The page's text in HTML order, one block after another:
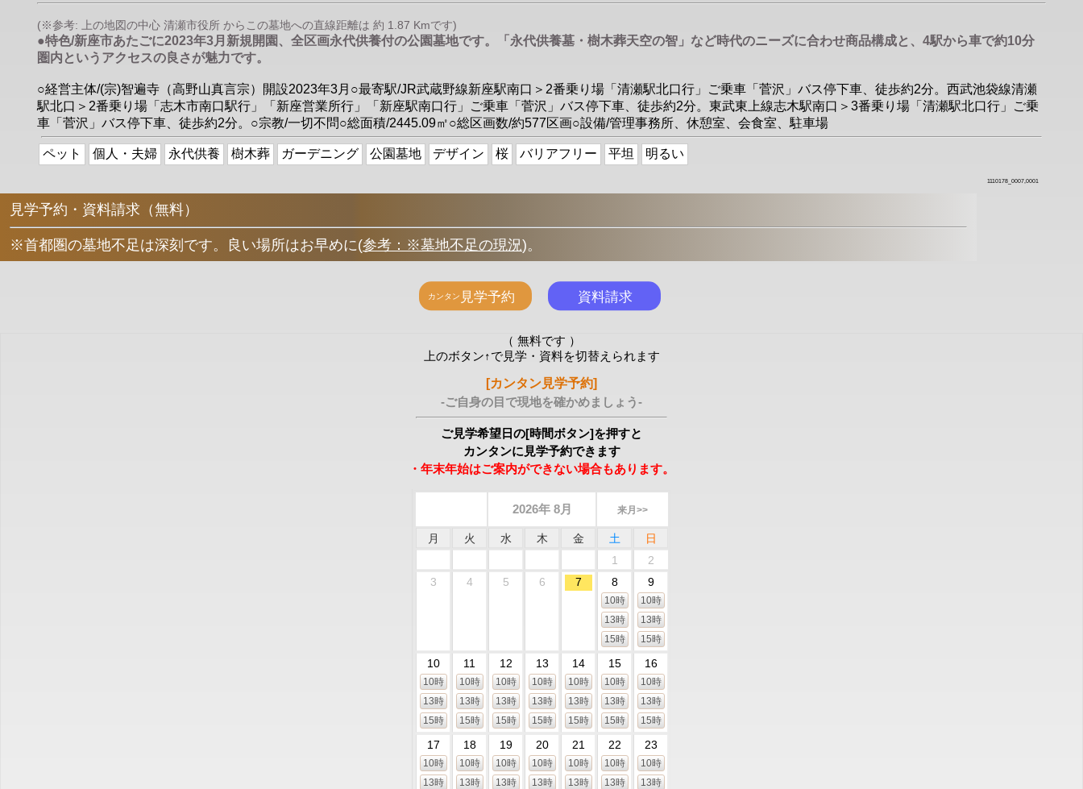
(※参考: 上の地図の中心 清瀬市役所 からこの墓地への直線距離は 約 1.87 Kmです)
●特色/新座市あたごに2023年3月新規開園、全区画永代供養付の公園墓地です。「永代供養墓・樹木葬天空の智」など時代のニーズに合わせ商品構成と、4駅から車で約10分
圏内というアクセスの良さが魅力です。
○経営主体/(宗)智遍寺（高野山真言宗）開設2023年3月○最寄駅/JR武蔵野線新座駅南口＞2番乗り場「清瀬駅北口行」ご乗車「菅沢」バス停下車、徒歩約2分。西武池袋線清瀬
駅北口＞2番乗り場「志木市南口駅行」「新座営業所行」「新座駅南口行」ご乗車「菅沢」バス停下車、徒歩約2分。東武東上線志木駅南口＞3番乗り場「清瀬駅北口行」ご乗
車「菅沢」バス停下車、徒歩約2分。○宗教/一切不問○総面積/2445.09㎡○総区画数/約577区画○設備/管理事務所、休憩室、会食室、駐車場
ペット 個人・夫婦 永代供養 樹木葬 ガーデニング 公園墓地 デザイン 桜 バリアフリー 平坦 明るい
1110178_0007,0001
見学予約・資料請求（無料）
※首都圏の墓地不足は深刻です。良い場所はお早めに(参考：※墓地不足の現況)。
（ 無料です ）
上のボタン↑で見学・資料を切替えられます
[カンタン見学予約]
-ご自身の目で現地を確かめましょう-
ご見学希望日の[時間ボタン]を押すと
カンタンに見学予約できます
・年末年始はご案内ができない場合もあります。
2026年 8月 来月>>
月 火 水 木 金 土
日
1
2
3
4 5 6 7 8
10時
13時
15時
9
10時
13時
15時
10
10時
13時
15時
11
10時
13時
15時
12
10時
13時
15時
13
10時
13時
15時
14
10時
13時
15時
15
10時
13時
15時
16
10時
13時
15時
17
10時
13時
18
10時
13時
19
10時
13時
20
10時
13時
21
10時
13時
22
10時
13時
23
10時
13時